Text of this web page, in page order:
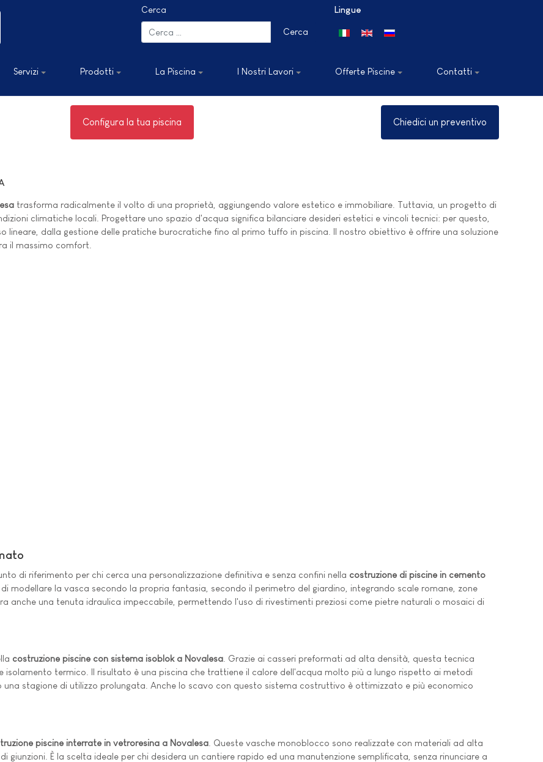
Cerca
Cerca
Lingue
Seleziona la tua lingua
Servizi Prodotti La Piscina I Nostri Lavori Offerte Piscine Contatti
Configura la tua piscina Chiedici un preventivo
trasforma radicalmente il volto di una proprietà, aggiungendo valore estetico e immobiliare. Tuttavia, un progetto di
climatiche locali. Progettare uno spazio d'acqua significa bilanciare desideri estetici e vincoli tecnici: per questo,
lineare, dalla gestione delle pratiche burocratiche fino al primo tuffo in piscina. Il nostro obiettivo è offrire una soluzione
il massimo comfort.
di riferimento per chi cerca una personalizzazione definitiva e senza confini nella costruzione di piscine in cemento
modellare la vasca secondo la propria fantasia, secondo il perimetro del giardino, integrando scale romane, zone
anche una tenuta idraulica impeccabile, permettendo l'uso di rivestimenti preziosi come pietre naturali o mosaici di
costruzione piscine con sistema isoblok a Novalesa . Grazie ai casseri preformati ad alta densità, questa tecnica
isolamento termico. Il risultato è una piscina che trattiene il calore dell'acqua molto più a lungo rispetto ai metodi
stagione di utilizzo prolungata. Anche lo scavo con questo sistema costruttivo è ottimizzato e più economico
piscine interrate in vetroresina a Novalesa . Queste vasche monoblocco sono realizzate con materiali ad alta
giunzioni. È la scelta ideale per chi desidera un cantiere rapido ed una manutenzione semplificata, senza rinunciare a